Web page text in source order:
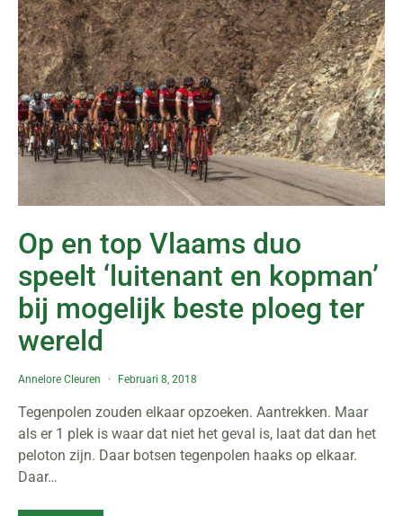
Op en top Vlaams duo
speelt ‘luitenant en kopman’
bij mogelijk beste ploeg ter
wereld
Annelore Cleuren Februari 8, 2018
Tegenpolen zouden elkaar opzoeken. Aantrekken. Maar
als er 1 plek is waar dat niet het geval is, laat dat dan het
peloton zijn. Daar botsen tegenpolen haaks op elkaar.
Daar…